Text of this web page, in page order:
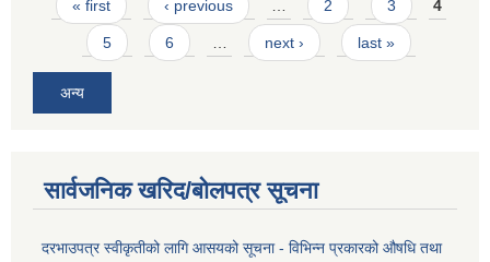
« first ‹ previous 2 3 4
5 6 next › last »
अन्य
सार्वजनिक खरिद/बोलपत्र सूचना
दरभाउपत्र स्वीकृतीको लागि आसयको सूचना - विभिन्न प्रकारको औषधि तथा